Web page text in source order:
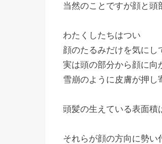
当然のことですが顔と頭
わたくしたちはつい
顔のたるみだけを気にし
実は頭の部分から顔に向
雪崩のように皮膚が押し
頭髪の生えている表面積
それらが顔の方向に勢